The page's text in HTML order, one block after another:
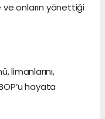
ve onların yönettiği
limanlarını,
hayata